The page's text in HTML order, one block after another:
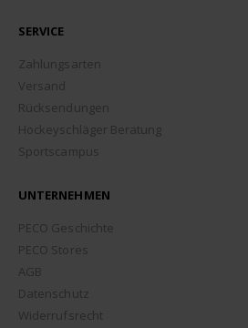
SERVICE
Zahlungsarten
Versand
Rücksendungen
Hockeyschläger Beratung
Sportscampus
UNTERNEHMEN
PECO Geschichte
PECO Stores
AGB
Datenschutz
Widerrufsrecht